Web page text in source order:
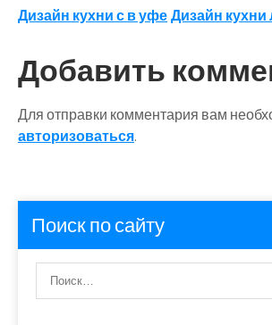
Навигация
по
записям
Дизайн кухни с в уфеДизайн
Добавить
Для отправки комментария вам
авторизоваться.
Поиск по сайту